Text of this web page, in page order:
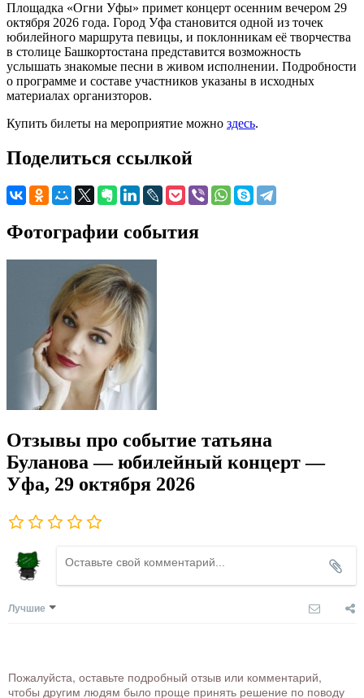
Площадка «Огни Уфы» примет концерт осенним вечером 29
октября 2026 года. Город Уфа становится одной из точек
юбилейного маршрута певицы, и поклонникам её творчества
в столице Башкортостана представится возможность
услышать знакомые песни в живом исполнении. Подробности
о программе и составе участников указаны в исходных
материалах организторов.
Купить билеты на мероприятие можно здесь.
Поделиться ссылкой
Фотографии события
Отзывы про событие татьяна
Буланова — юбилейный концерт —
Уфа, 29 октября 2026
Лучшие
Пожалуйста, оставьте подробный отзыв или комментарий,
чтобы другим людям было проще принять решение по поводу